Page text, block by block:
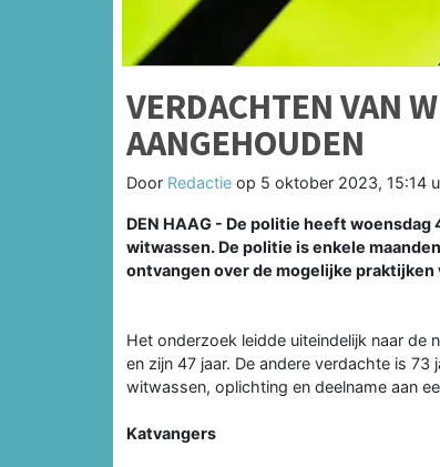
VERDACHTEN VAN
AANGEHOUDEN
Door Redactie op 5 oktober 2023, 15:14
DEN HAAG - De politie heeft
witwassen. De politie is enkele
ontvangen over de mogelijke praktijken
Het onderzoek leidde uiteindelijk naar de
en zijn 47 jaar. De andere verdachte is
witwassen, oplichting en deelname aan
Katvangers